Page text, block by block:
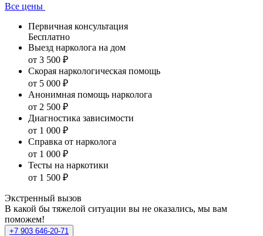
Все цены
Первичная консультация
Бесплатно
Выезд нарколога на дом
от 3 500 ₽
Скорая наркологическая помощь
от 5 000 ₽
Анонимная помощь нарколога
от 2 500 ₽
Диагностика зависимости
от 1 000 ₽
Справка от нарколога
от 1 000 ₽
Тесты на наркотики
от 1 500 ₽
Экстренный вызов
В какой бы тяжелой ситуации вы не оказались, мы вам
поможем!
+7 903 646-20-71